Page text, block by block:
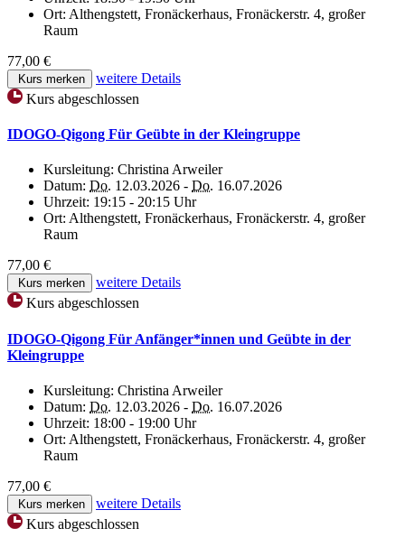
Ort: Althengstett, Fronäckerhaus, Fronäckerstr. 4, großer
Raum
77,00 €
Kurs merken
weitere Details
Kurs abgeschlossen
IDOGO-Qigong Für Geübte in der Kleingruppe
Kursleitung: Christina Arweiler
Datum: Do. 12.03.2026 - Do. 16.07.2026
Uhrzeit: 19:15 - 20:15 Uhr
Ort: Althengstett, Fronäckerhaus, Fronäckerstr. 4, großer
Raum
77,00 €
Kurs merken
weitere Details
Kurs abgeschlossen
IDOGO-Qigong Für Anfänger*innen und Geübte in der
Kleingruppe
Kursleitung: Christina Arweiler
Datum: Do. 12.03.2026 - Do. 16.07.2026
Uhrzeit: 18:00 - 19:00 Uhr
Ort: Althengstett, Fronäckerhaus, Fronäckerstr. 4, großer
Raum
77,00 €
Kurs merken
weitere Details
Kurs abgeschlossen